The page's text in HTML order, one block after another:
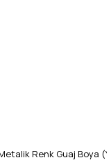
Renk Guaj Boya